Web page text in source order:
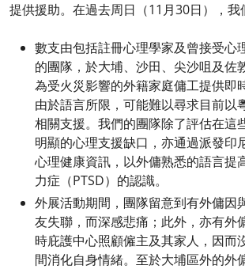
提供援助。在過去周日（11月30日），我
數支由包括註冊心理學家及曾接受心
的團隊，於大埔、沙田、尖沙咀及佐
為受火災影響的外籍家庭傭工提供即
由於語言所限，可能難以尋求目前以
相關支援。我們的團隊除了評估在這
明顯的心理支援缺口，亦通過派發印
心理健康資訊，以外傭熟悉的語言提
力症（PTSD）的認識。
外展活動期間，團隊留意到有外傭因
友失聯，而深感悲痛；此外，亦有外
時庇護中心照顧僱主及其家人，因而
間消化自身情緒。至於大埔區外的外